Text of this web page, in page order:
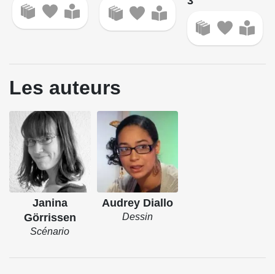
Les auteurs
Janina
Görrissen
Scénario
Audrey Diallo
Dessin